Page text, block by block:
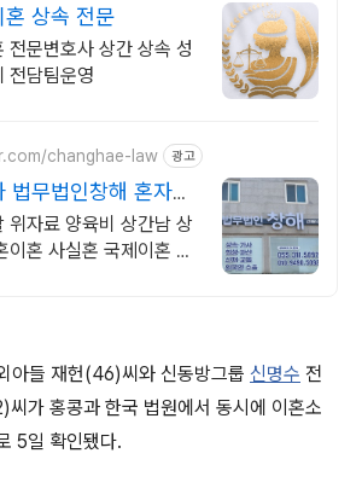
혼 상속 전문
전문변호사 상간 상속 성
전담팀운영
changhae-law 광고
법무법인창해 혼자서
위자료 양육비 상간남 상
이혼 사실혼 국제이혼 힘
아들 재헌(46)씨와 신동방그룹 신명수 전
가 홍콩과 한국 법원에서 동시에 이혼소
5일 확인됐다.